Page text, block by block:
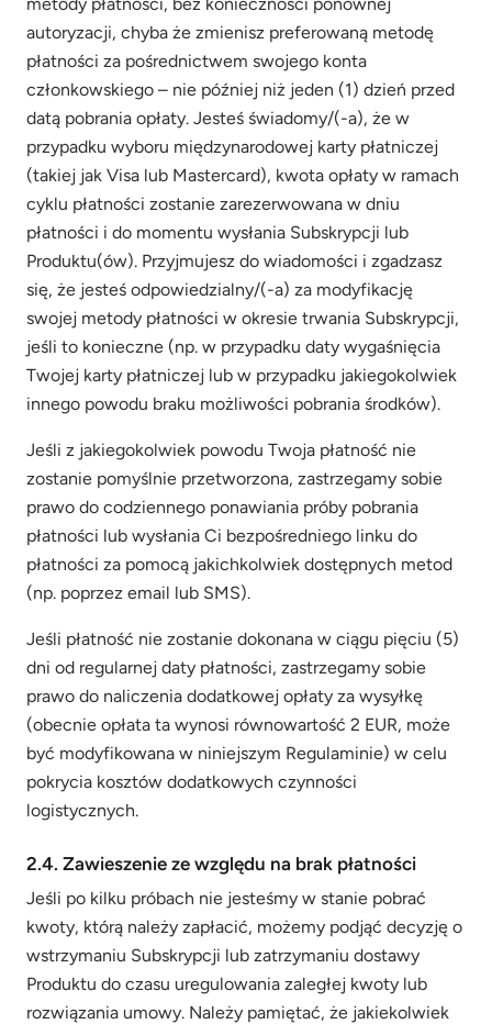
autoryzacji, chyba że zmienisz preferowaną metodę
płatności za pośrednictwem swojego konta
członkowskiego – nie później niż jeden (1) dzień przed
datą pobrania opłaty. Jesteś świadomy/(-a), że w
przypadku wyboru międzynarodowej karty płatniczej
(takiej jak Visa lub Mastercard), kwota opłaty w ramach
cyklu płatności zostanie zarezerwowana w dniu
płatności i do momentu wysłania Subskrypcji lub
Produktu(ów). Przyjmujesz do wiadomości i zgadzasz
się, że jesteś odpowiedzialny/(-a) za modyfikację
swojej metody płatności w okresie trwania Subskrypcji,
jeśli to konieczne (np. w przypadku daty wygaśnięcia
Twojej karty płatniczej lub w przypadku jakiegokolwiek
innego powodu braku możliwości pobrania środków).
Jeśli z jakiegokolwiek powodu Twoja płatność nie
zostanie pomyślnie przetworzona, zastrzegamy sobie
prawo do codziennego ponawiania próby pobrania
płatności lub wysłania Ci bezpośredniego linku do
płatności za pomocą jakichkolwiek dostępnych metod
(np. poprzez email lub SMS).
Jeśli płatność nie zostanie dokonana w ciągu pięciu (5)
dni od regularnej daty płatności, zastrzegamy sobie
prawo do naliczenia dodatkowej opłaty za wysyłkę
(obecnie opłata ta wynosi równowartość 2 EUR, może
być modyfikowana w niniejszym Regulaminie) w celu
pokrycia kosztów dodatkowych czynności
logistycznych.
2.4. Zawieszenie ze względu na brak płatności
Jeśli po kilku próbach nie jesteśmy w stanie pobrać
kwoty, którą należy zapłacić, możemy podjąć decyzję o
wstrzymaniu Subskrypcji lub zatrzymaniu dostawy
Produktu do czasu uregulowania zaległej kwoty lub
rozwiązania umowy. Należy pamiętać, że jakiekolwiek